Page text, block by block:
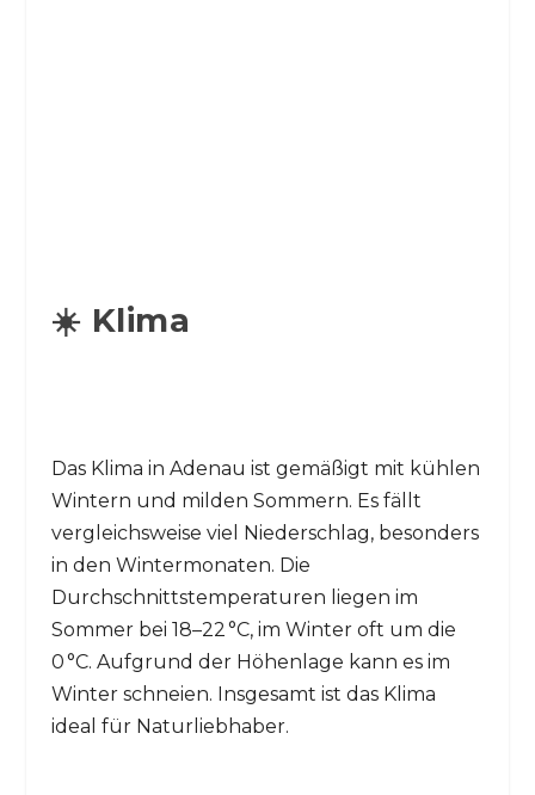
☀️ Klima
Das Klima in Adenau ist gemäßigt mit kühlen
Wintern und milden Sommern. Es fällt
vergleichsweise viel Niederschlag, besonders
in den Wintermonaten. Die
Durchschnittstemperaturen liegen im
Sommer bei 18–22 °C, im Winter oft um die
0 °C. Aufgrund der Höhenlage kann es im
Winter schneien. Insgesamt ist das Klima
ideal für Naturliebhaber.